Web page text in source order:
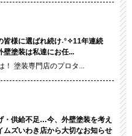
皆様に選ばれ続け˖°✧11年連続
壁塗装は私達にお任...
！ 塗装専門店のプロタ...
・供給不足…今、外壁塗装を考え
ムズいわき店から大切なお知らせ